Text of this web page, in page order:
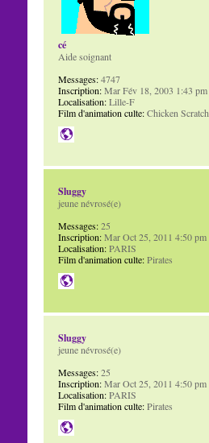
cé
Aide soignant
Messages:4747
Inscription:Mar Fév 18, 2003 1:43 pm
Localisation:Lille-F
Film d'animation culte:Chicken Scratch
Sluggy
jeune névrosé(e)
Messages:25
Inscription:Mar Oct 25, 2011 4:50 pm
Localisation:PARIS
Film d'animation culte:Pirates
Sluggy
jeune névrosé(e)
Messages:25
Inscription:Mar Oct 25, 2011 4:50 pm
Localisation:PARIS
Film d'animation culte:Pirates